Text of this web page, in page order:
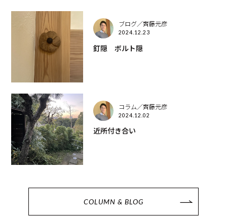
ブログ／齊藤元彦
2024.12.23
釘隠 ボルト隠
コラム／齊藤元彦
2024.12.02
近所付き合い
COLUMN & BLOG